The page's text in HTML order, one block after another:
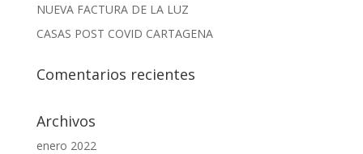
NUEVA FACTURA DE LA LUZ
CASAS POST COVID CARTAGENA
Comentarios recientes
Archivos
enero 2022